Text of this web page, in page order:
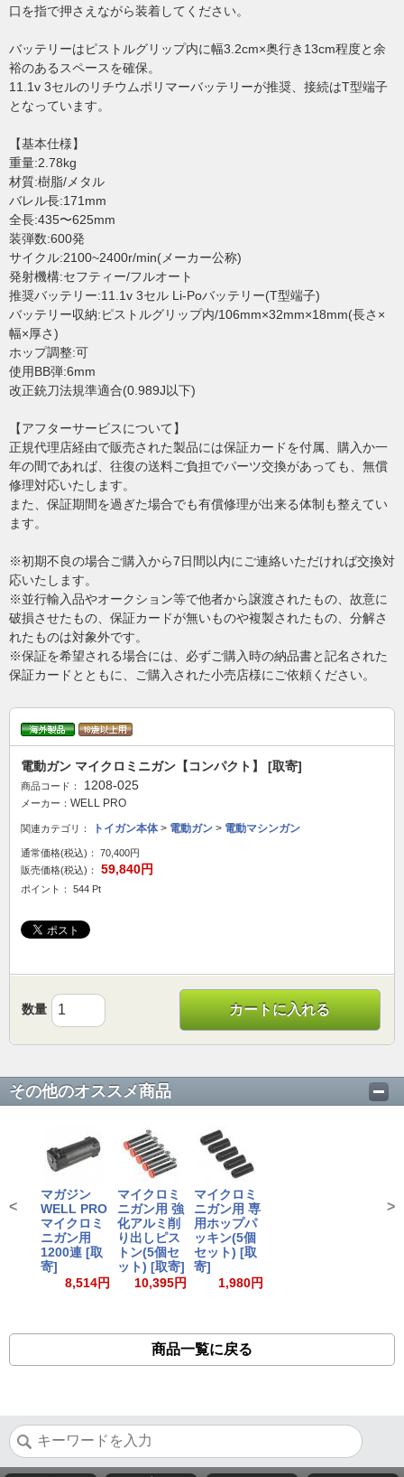
口を指で押さえながら装着してください。
バッテリーはピストルグリップ内に幅3.2cm×奥行き13cm程度と余
裕のあるスペースを確保。
11.1v 3セルのリチウムポリマーバッテリーが推奨、接続はT型端子
となっています。
【基本仕様】
重量:2.78kg
材質:樹脂/メタル
バレル長:171mm
全長:435〜625mm
装弾数:600発
サイクル:2100~2400r/min(メーカー公称)
発射機構:セフティー/フルオート
推奨バッテリー:11.1v 3セル Li-Poバッテリー(T型端子)
バッテリー収納:ピストルグリップ内/106mm×32mm×18mm(長さ×
幅×厚さ)
ホップ調整:可
使用BB弾:6mm
改正銃刀法規準適合(0.989J以下)
【アフターサービスについて】
正規代理店経由で販売された製品には保証カードを付属、購入か一
年の間であれば、往復の送料ご負担でパーツ交換があっても、無償
修理対応いたします。
また、保証期間を過ぎた場合でも有償修理が出来る体制も整えてい
ます。
※初期不良の場合ご購入から7日間以内にご連絡いただければ交換対
応いたします。
※並行輸入品やオークション等で他者から譲渡されたもの、故意に
破損させたもの、保証カードが無いものや複製されたもの、分解さ
れたものは対象外です。
※保証を希望される場合には、必ずご購入時の納品書と記名された
保証カードとともに、ご購入された小売店様にご依頼ください。
電動ガン マイクロミニガン【コンパクト】 [取寄]
商品コード： 1208-025
メーカー： WELL PRO
関連カテゴリ： トイガン本体> 電動ガン > 電動マシンガン
通常価格(税込)：
70,400円
販売価格(税込)：
59,840円
ポイント： 544 Pt
数量 カートに入れる
その他のオススメ商品
マガジン
WELL PRO
マイクロミ
ニガン用
1200連 [取
寄]
8,514円
マイクロミ
ニガン用 強
化アルミ削
り出しピス
トン(5個セ
ット) [取寄]
10,395円
マイクロミ
ニガン用 専
用ホップパ
ッキン(5個
セット) [取
寄]
1,980円
< >
商品一覧に戻る